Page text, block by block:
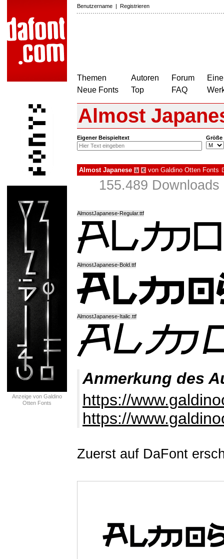
Benutzername | Registrieren
Themen
Neue Fonts
Autoren
Top
Forum
FAQ
Anzeige von Galdino
Otten Fonts
Almost
Eigener Beispieltext Größe
Almost Japanese à € von Galdino Otten Fonts
155.489
AlmostJapanese-Regular.ttf
AlmostJapanese-Bold.ttf
AlmostJapanese-Italic.ttf
Anmerkung des
https://
https://
Zuerst auf DaFont